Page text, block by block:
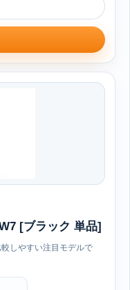
[ブラック 単品]
しやすい注目モデルで